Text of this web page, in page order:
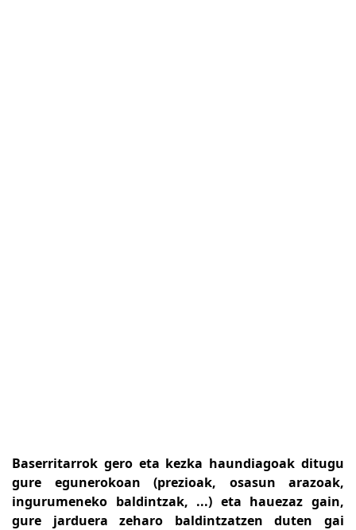
Baserritarrok gero eta kezka haundiagoak ditugu
gure egunerokoan (prezioak, osasun arazoak,
ingurumeneko baldintzak, ...) eta hauezaz gain,
gure jarduera zeharo baldintzatzen duten gai